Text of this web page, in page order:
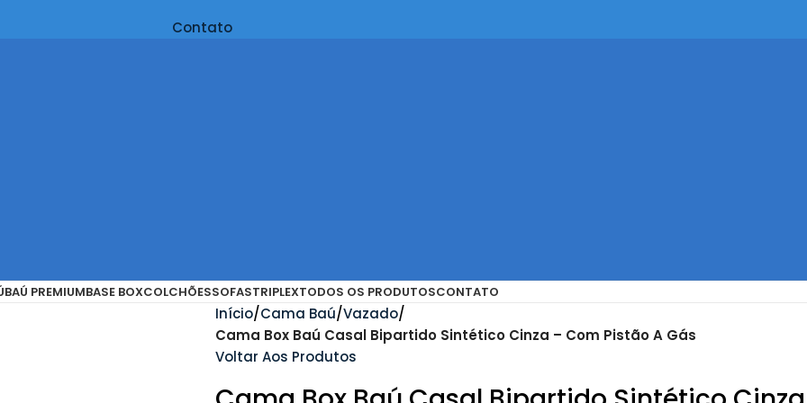
Contato
BAÚ PREMIUMBASE BOXCOLCHÕESSOFASTRIPLEXTODOS OS PRODUTOSCONTATO
Início Cama Baú Vazado
Cama Box Baú Casal Bipartido Sintético Cinza – Com Pistão A Gás
Voltar Aos Produtos